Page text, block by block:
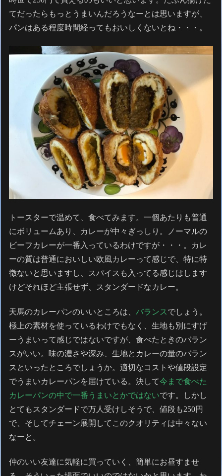
てだったらもっとうまいんだろうなーとは思いますが、
パンはある程度時間経ってもおいしくないとね・・・。
トースターで温めて、食べてみます。一個あたりも普通
にボリュームあり、カレーが中々ぎっしり。ノーマルの
ビーフカレーが一番入っているわけですが・・・。カレ
ーの質は普通においしい欧風カレーって感じで、特に特
徴ないと思いますし、スパイスも入ってる感じはします
けどそれほど主張せず、スタンダードなカレー。
天馬のカレーパンのいいところは、バランス でしょう。
極上の素材を使っているわけでもなく、生地も別にすげ
ーうまいって感じではないですが、食べたときのバラン
スがいい。味の濃さや深み、生地とカレーの量のバラン
スといったところでしょうか。適切なコストや値段設定
でうまいカレーパンを届けている。決して今まで食べた
カレーパンの中で一番うまいとかではないです。しかし
とてもスタンダードで万人受けしそうで、値段も250円
で、そしてチェーン展開してこのクオリティは中々ない
なーと。
仲のいい友達に気軽に買っていく、簡単にお昼すませ